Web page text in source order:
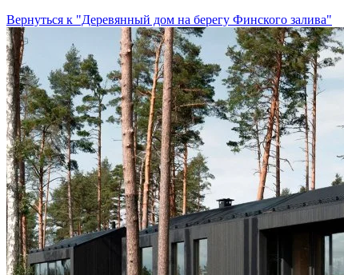
Вернуться к "Деревянный дом на берегу Финского залива"